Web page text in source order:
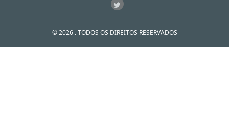
© 2026 . TODOS OS DIREITOS RESERVADOS